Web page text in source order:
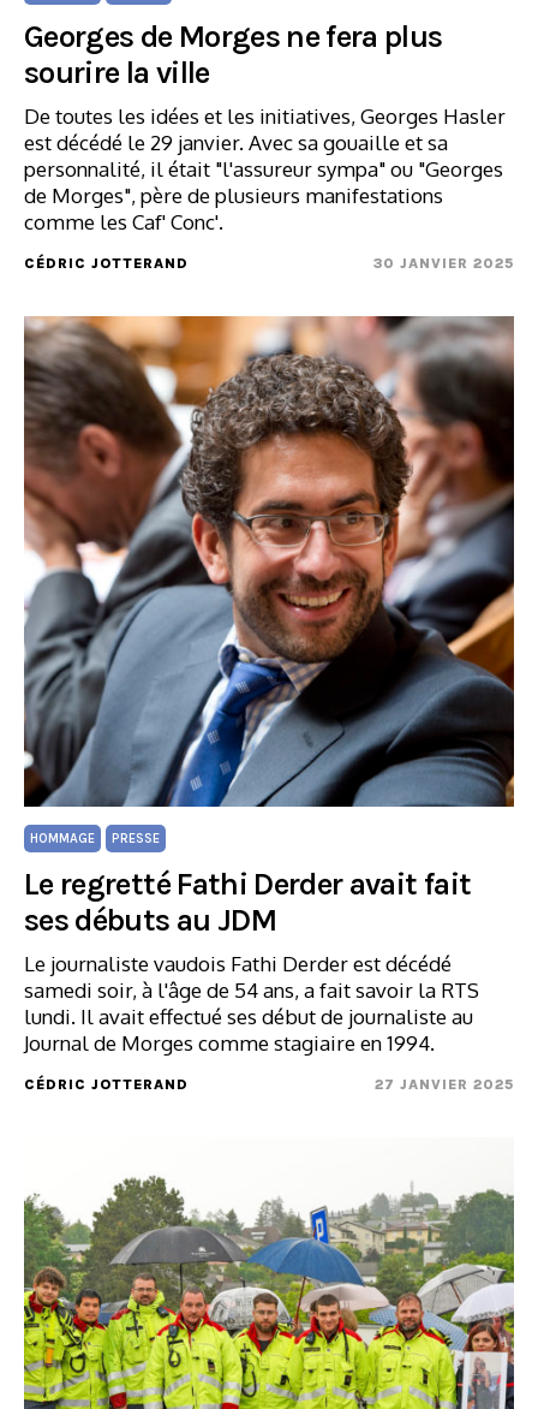
Georges de Morges ne fera plus
sourire la ville
De toutes les idées et les initiatives, Georges Hasler
est décédé le 29 janvier. Avec sa gouaille et sa
personnalité, il était "l'assureur sympa" ou "Georges
de Morges", père de plusieurs manifestations
comme les Caf' Conc'.
CÉDRIC JOTTERAND 30 JANVIER 2025
HOMMAGE PRESSE
Le regretté Fathi Derder avait fait
ses débuts au JDM
Le journaliste vaudois Fathi Derder est décédé
samedi soir, à l'âge de 54 ans, a fait savoir la RTS
lundi. Il avait effectué ses début de journaliste au
Journal de Morges comme stagiaire en 1994.
CÉDRIC JOTTERAND 27 JANVIER 2025